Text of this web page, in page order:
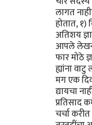
लागत
होतात,
अतिशय
आपले लेखन
फार मोठे
ह्यांना
मग एक
द्यायचा
प्रतिसाद
चर्चा